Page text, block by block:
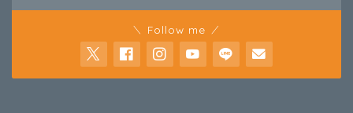
＼ Follow me ／